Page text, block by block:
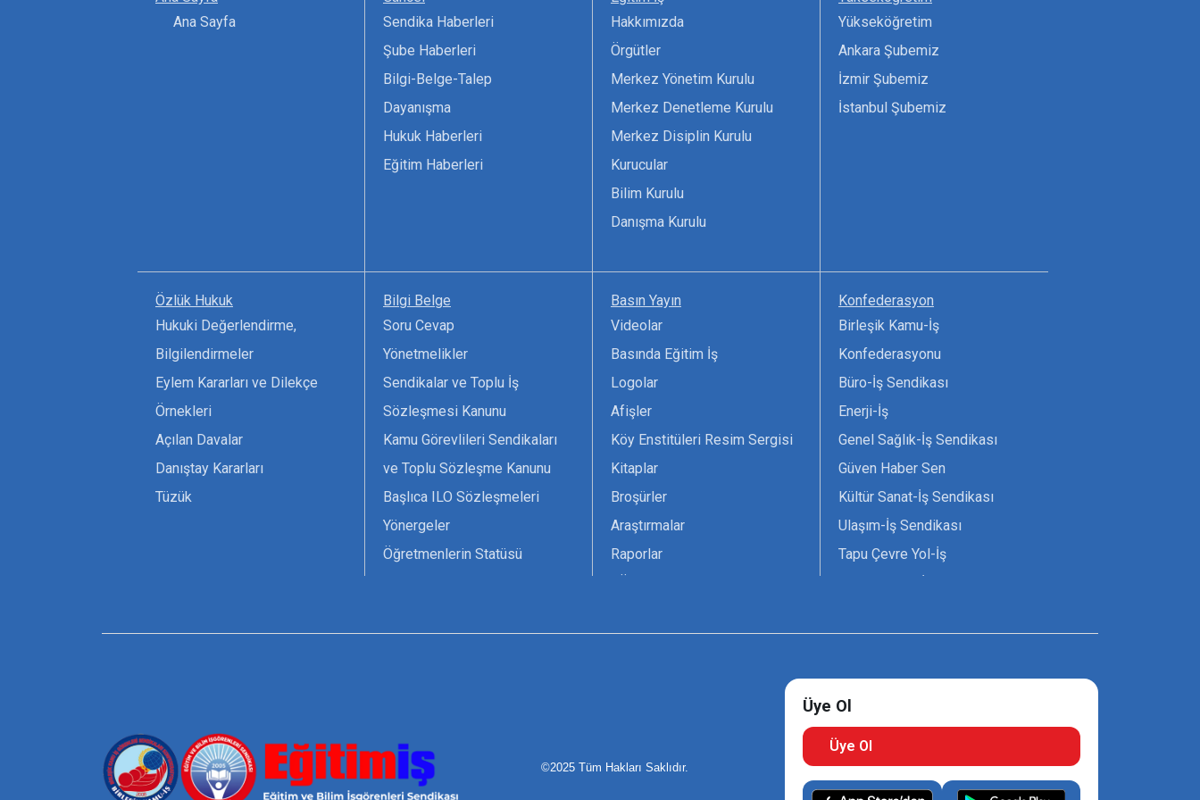
Ana Sayfa
Sendika Haberleri
Şube Haberleri
Bilgi-Belge-Talep
Dayanışma
Hukuk Haberleri
Eğitim Haberleri
Hakkımızda
Örgütler
Merkez Yönetim Kurulu
Merkez Denetleme Kurulu
Merkez Disiplin Kurulu
Kurucular
Bilim Kurulu
Danışma Kurulu
Yükseköğretim
Ankara Şubemiz
İzmir Şubemiz
İstanbul Şubemiz
Özlük Hukuk
Hukuki Değerlendirme,
Bilgilendirmeler
Eylem Kararları ve Dilekçe
Örnekleri
Açılan Davalar
Danıştay Kararları
Tüzük
Bilgi Belge
Soru Cevap
Yönetmelikler
Sendikalar ve Toplu İş
Sözleşmesi Kanunu
Kamu Görevlileri Sendikaları
ve Toplu Sözleşme Kanunu
Başlıca ILO Sözleşmeleri
Yönergeler
Öğretmenlerin Statüsü
Seçim Formları
Basın Yayın
Videolar
Basında Eğitim İş
Logolar
Afişler
Köy Enstitüleri Resim Sergisi
Kitaplar
Broşürler
Araştırmalar
Raporlar
Pankartlar
Konfederasyon
Birleşik Kamu-İş
Konfederasyonu
Büro-İş Sendikası
Enerji-İş
Genel Sağlık-İş Sendikası
Güven Haber Sen
Kültür Sanat-İş Sendikası
Ulaşım-İş Sendikası
Tapu Çevre Yol-İş
Uzman Diyanet - Sen
©2025 Tüm Hakları Saklıdır.
Üye Ol
Üye Ol